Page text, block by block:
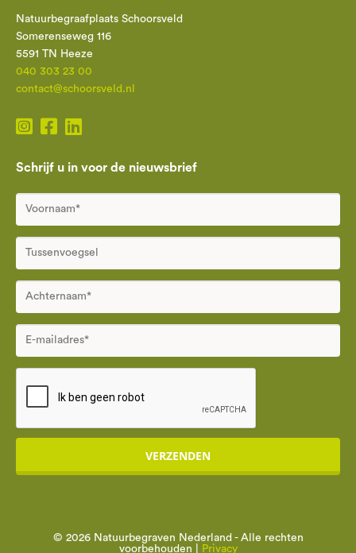
Natuurbegraafplaats Schoorsveld
Somerenseweg 116
5591 TN Heeze
040 303 23 00
contact@schoorsveld.nl
Schrijf u in voor de nieuwsbrief
VERZENDEN
© 2026 Natuurbegraven Nederland - Alle rechten
voorbehouden |
Privacy